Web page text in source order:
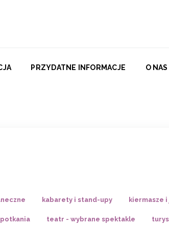
PRZYDATNE INFORMACJE O NAS
kabarety i stand-upy kiermasze
teatr - wybrane spektakle